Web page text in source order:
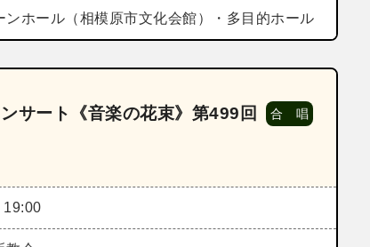
ンホール（相模原市文化会館）・多目的ホール
サート《音楽の花束》第499回 合 唱
19:00